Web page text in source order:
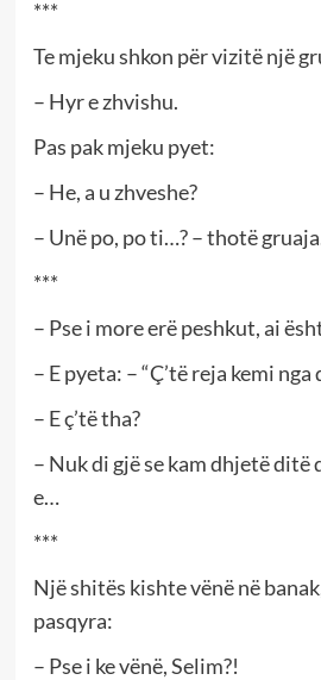
***
Te mjeku shkon për vizitë një
– Hyr e zhvishu.
Pas pak mjeku pyet:
– He, a u zhveshe?
– Unë po, po ti…? – thotë
***
– Pse i more erë peshkut, ai
– E pyeta: – “Ç’të reja kemi nga
– E ç’të tha?
– Nuk di gjë se kam dhjetë ditë
e…
***
Një shitës kishte vënë në
pasqyra:
– Pse i ke vënë, Selim?!